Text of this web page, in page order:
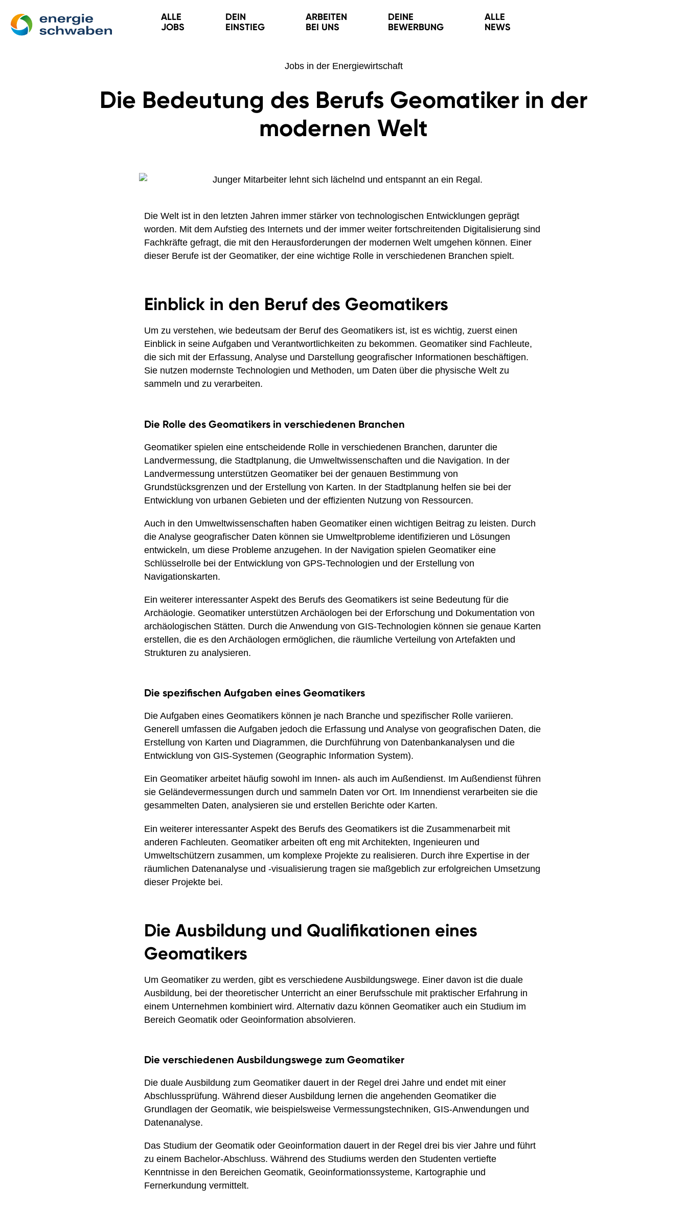
ALLE
JOBS
DEIN
EINSTIEG
ARBEITEN
BEI UNS
DEINE
BEWERBUNG
ALLE
NEWS
Jobs in der Energiewirtschaft
Die Bedeutung des Berufs Geomatiker in der
modernen Welt
Die Welt ist in den letzten Jahren immer stärker von technologischen Entwicklungen geprägt
worden. Mit dem Aufstieg des Internets und der immer weiter fortschreitenden Digitalisierung sind
Fachkräfte gefragt, die mit den Herausforderungen der modernen Welt umgehen können. Einer
dieser Berufe ist der Geomatiker, der eine wichtige Rolle in verschiedenen Branchen spielt.
Einblick in den Beruf des Geomatikers
Um zu verstehen, wie bedeutsam der Beruf des Geomatikers ist, ist es wichtig, zuerst einen
Einblick in seine Aufgaben und Verantwortlichkeiten zu bekommen. Geomatiker sind Fachleute,
die sich mit der Erfassung, Analyse und Darstellung geografischer Informationen beschäftigen.
Sie nutzen modernste Technologien und Methoden, um Daten über die physische Welt zu
sammeln und zu verarbeiten.
Die Rolle des Geomatikers in verschiedenen Branchen
Geomatiker spielen eine entscheidende Rolle in verschiedenen Branchen, darunter die
Landvermessung, die Stadtplanung, die Umweltwissenschaften und die Navigation. In der
Landvermessung unterstützen Geomatiker bei der genauen Bestimmung von
Grundstücksgrenzen und der Erstellung von Karten. In der Stadtplanung helfen sie bei der
Entwicklung von urbanen Gebieten und der effizienten Nutzung von Ressourcen.
Auch in den Umweltwissenschaften haben Geomatiker einen wichtigen Beitrag zu leisten. Durch
die Analyse geografischer Daten können sie Umweltprobleme identifizieren und Lösungen
entwickeln, um diese Probleme anzugehen. In der Navigation spielen Geomatiker eine
Schlüsselrolle bei der Entwicklung von GPS-Technologien und der Erstellung von
Navigationskarten.
Ein weiterer interessanter Aspekt des Berufs des Geomatikers ist seine Bedeutung für die
Archäologie. Geomatiker unterstützen Archäologen bei der Erforschung und Dokumentation von
archäologischen Stätten. Durch die Anwendung von GIS-Technologien können sie genaue Karten
erstellen, die es den Archäologen ermöglichen, die räumliche Verteilung von Artefakten und
Strukturen zu analysieren.
Die spezifischen Aufgaben eines Geomatikers
Die Aufgaben eines Geomatikers können je nach Branche und spezifischer Rolle variieren.
Generell umfassen die Aufgaben jedoch die Erfassung und Analyse von geografischen Daten, die
Erstellung von Karten und Diagrammen, die Durchführung von Datenbankanalysen und die
Entwicklung von GIS-Systemen (Geographic Information System).
Ein Geomatiker arbeitet häufig sowohl im Innen- als auch im Außendienst. Im Außendienst führen
sie Geländevermessungen durch und sammeln Daten vor Ort. Im Innendienst verarbeiten sie die
gesammelten Daten, analysieren sie und erstellen Berichte oder Karten.
Ein weiterer interessanter Aspekt des Berufs des Geomatikers ist die Zusammenarbeit mit
anderen Fachleuten. Geomatiker arbeiten oft eng mit Architekten, Ingenieuren und
Umweltschützern zusammen, um komplexe Projekte zu realisieren. Durch ihre Expertise in der
räumlichen Datenanalyse und -visualisierung tragen sie maßgeblich zur erfolgreichen Umsetzung
dieser Projekte bei.
Die Ausbildung und Qualifikationen eines
Geomatikers
Um Geomatiker zu werden, gibt es verschiedene Ausbildungswege. Einer davon ist die duale
Ausbildung, bei der theoretischer Unterricht an einer Berufsschule mit praktischer Erfahrung in
einem Unternehmen kombiniert wird. Alternativ dazu können Geomatiker auch ein Studium im
Bereich Geomatik oder Geoinformation absolvieren.
Die verschiedenen Ausbildungswege zum Geomatiker
Die duale Ausbildung zum Geomatiker dauert in der Regel drei Jahre und endet mit einer
Abschlussprüfung. Während dieser Ausbildung lernen die angehenden Geomatiker die
Grundlagen der Geomatik, wie beispielsweise Vermessungstechniken, GIS-Anwendungen und
Datenanalyse.
Das Studium der Geomatik oder Geoinformation dauert in der Regel drei bis vier Jahre und führt
zu einem Bachelor-Abschluss. Während des Studiums werden den Studenten vertiefte
Kenntnisse in den Bereichen Geomatik, Geoinformationssysteme, Kartographie und
Fernerkundung vermittelt.